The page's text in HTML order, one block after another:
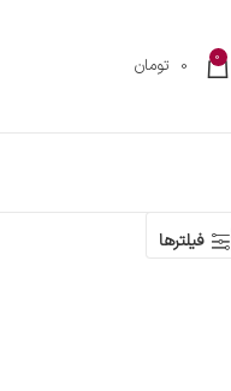
0
0 تومان
فیلترها